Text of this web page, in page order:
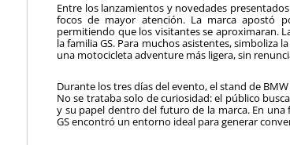
Entre los lanzamientos y novedades
focos de mayor atención. La marca apostó
permitiendo que los visitantes se aproximaran.
la familia GS. Para muchos asistentes, simboliza
una motocicleta adventure más ligera, sin
Durante los tres días del evento, el stand de
No se trataba solo de curiosidad: el público
y su papel dentro del futuro de la marca. En
GS encontró un entorno ideal para generar